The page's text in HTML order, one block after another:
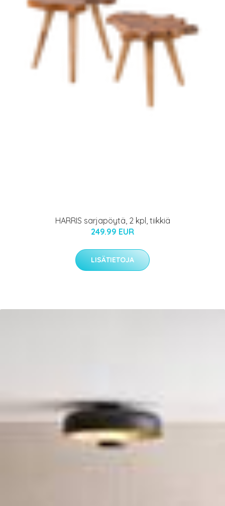
HARRIS sarjapöytä, 2 kpl, tiikkiä
249.99 EUR
LISÄTIETOJA